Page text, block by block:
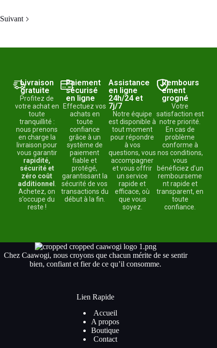
Suivant
Livraison
gratuite
Profitez de
votre achat en
toute
tranquillité :
nous prenons
en charge la
livraison pour
vous garantir
rapidité,
sécurité et
zéro coût
additionnel .
Achetez, on
s’occupe du
reste !
Paiement
sécurisé
en ligne
Effectuez vos
achats en
toute
confiance
grâce à un
système de
paiement
fiable et
protégé,
garantissant la
sécurité de vos
transactions du
début à la fin.
Assistance
en ligne
24h/24 et
7j/7
Notre équipe
est disponible à
tout moment
pour répondre
à vos
questions, vous
accompagner
et vous offrir
un service
rapide et
efficace, où
que vous
soyez.
Rembours
ement
grogné
Votre
satisfaction est
notre priorité.
En cas de
problème
conforme à
nos conditions,
vous
bénéficiez d’un
rembourseme
nt rapide et
transparent, en
toute
confiance.
Chez Caawogi, nous croyons que chacun mérite de se sentir
bien, confiant et fier de ce qu’il consomme.
Lien Rapide
Accueil
A propos
Boutique
Contact